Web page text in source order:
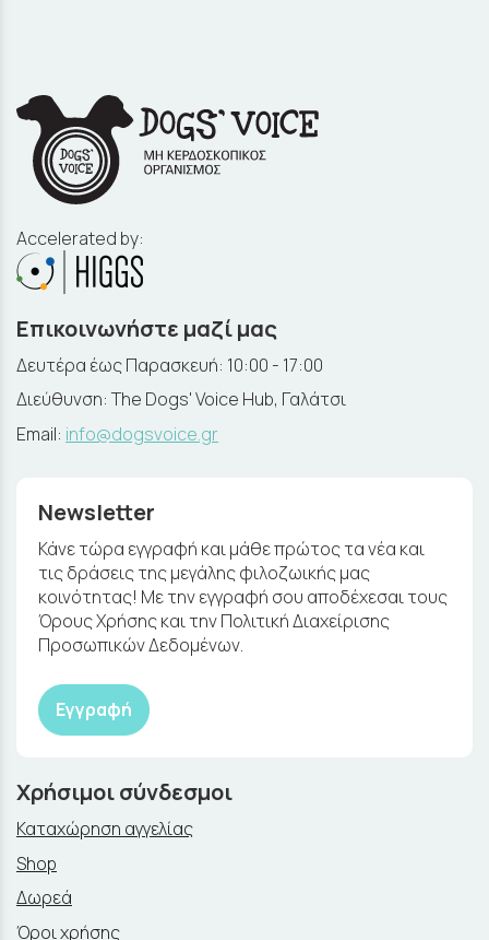
Accelerated by:
Επικοινωνήστε μαζί μας
Δευτέρα έως Παρασκευή: 10:00 - 17:00
Διεύθυνση: The Dogs' Voice Hub, Γαλάτσι
Email: info@dogsvoice.gr
Newsletter
Κάνε τώρα εγγραφή και μάθε πρώτος τα νέα και
τις δράσεις της μεγάλης φιλοζωικής μας
κοινότητας! Με την εγγραφή σου αποδέχεσαι τους
Όρους Χρήσης και την Πολιτική Διαχείρισης
Προσωπικών Δεδομένων.
Εγγραφή
Χρήσιμοι σύνδεσμοι
Καταχώρηση αγγελίας
Shop
Δωρεά
Όροι χρήσης